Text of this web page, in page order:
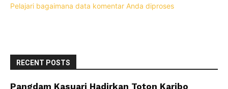
Pelajari bagaimana data komentar Anda diproses
RECENT POSTS
Pangdam Kasuari Hadirkan Toton Karibo